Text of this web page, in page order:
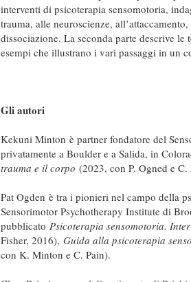
interventi di psicoterapia sensomotoria,
trauma, alle neuroscienze,
dissociazione. La seconda parte descrive
esempi che illustrano i vari passaggi in un
Gli autori
Kekuni Minton è partner fondatore del
privatamente a Boulder e a Salida, in
trauma e il corpo (2023, con P. Ogned e C.
Pat Ogden è tra i pionieri nel campo della
Sensorimotor Psychotherapy Institute di
pubblicato Psicoterapia sensomotoria.
Fisher, 2016), Guida alla psicoterapia
con K. Minton e C. Pain).